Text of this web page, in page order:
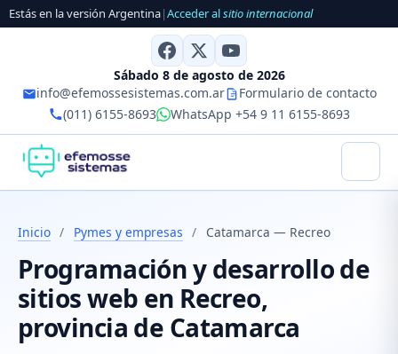
Estás en la versión Argentina|Acceder alsitio internacional
Sábado 8 de agosto de 2026
info@efemossesistemas.com.ar
Formulario de contacto
(011) 6155-8693
WhatsApp +54 9 11 6155-8693
Inicio / Pymes y empresas / Catamarca — Recreo
Programación y desarrollo de
sitios web en Recreo,
provincia de Catamarca